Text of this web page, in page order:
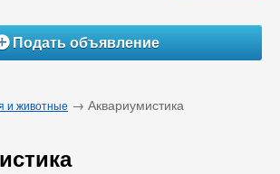
Подать объявление
и животные → Аквариумистика